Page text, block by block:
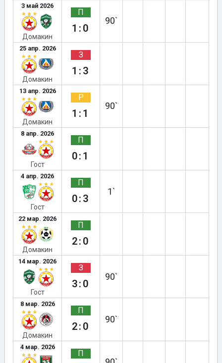
3 май 2026
Домакин
П
1:0
90`
25 апр. 2026
Домакин
З
1:3
13 апр. 2026
Домакин
Р
1:1
90`
8 апр. 2026
Гост
П
0:1
4 апр. 2026
Гост
П
0:3
1`
22 мар. 2026
Домакин
П
2:0
14 мар. 2026
Гост
З
3:0
90`
8 мар. 2026
Домакин
П
2:0
90`
4 мар. 2026
П